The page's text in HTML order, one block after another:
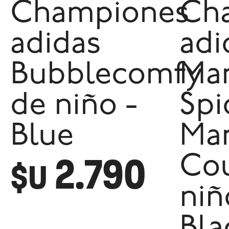
Championes
adidas
Bubblecomfy
de niño -
Blue
$U 2.790